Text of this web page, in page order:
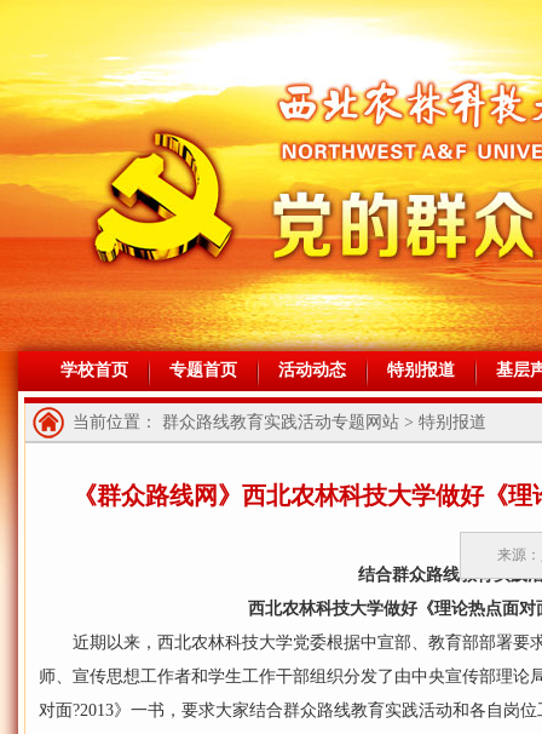
学校首页 专题首页 活动动态 特别报道 基层
当前位置： 群众路线教育实践活动专题网站 > 特别报道
《群众路线网》西北农林科技大学做好《
来源
结合群众路线教育实践
西北农林科技大学做好《理论热点面对
近期以来，西北农林科技大学党委根据中宣部、教育部部署要
师、宣传思想工作者和学生工作干部组织分发了由中央宣传部理
对面?2013》一书，要求大家结合群众路线教育实践活动和各自岗